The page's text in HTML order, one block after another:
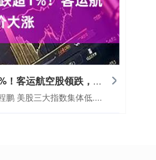
创同配资 美股全线下跌，纳指跌超1%！客运航空股领跌，国际油价大涨
美股三大指数集体低....